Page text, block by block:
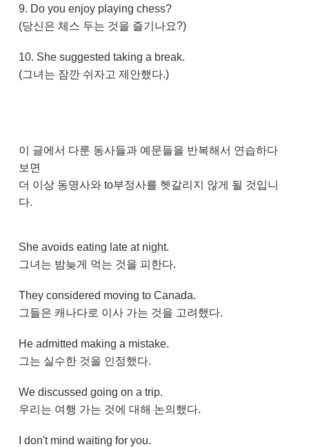
9. Do you enjoy playing chess?
(당신은 체스 두는 것을 즐기나요?)
10. She suggested taking a break.
(그녀는 잠깐 쉬자고 제안했다.)
이 글에서 다룬 동사들과 예문들을 반복해서 연습하다
보면
더 이상 동명사와 to부정사를 헷갈리지 않게 될 것입니
다.
She avoids eating late at night.
그녀는 밤늦게 먹는 것을 피한다.
They considered moving to Canada.
그들은 캐나다로 이사 가는 것을 고려했다.
He admitted making a mistake.
그는 실수한 것을 인정했다.
We discussed going on a trip.
우리는 여행 가는 것에 대해 논의했다.
I don't mind waiting for you.